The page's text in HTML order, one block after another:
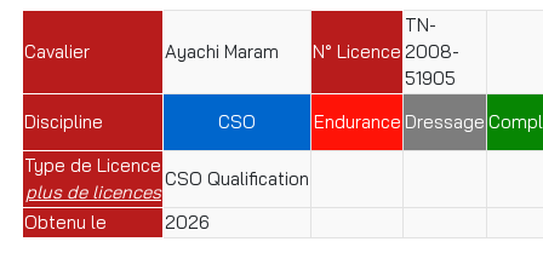
Cavalier Ayachi Maram N° Licence
TN-
2008-
51905
Discipline
CSO Endurance Dressage
Type de Licence
plus de licences
CSO Qualification
Obtenu le
2026